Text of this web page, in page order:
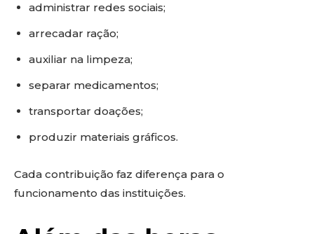
administrar redes sociais;
arrecadar ração;
auxiliar na limpeza;
separar medicamentos;
transportar doações;
produzir materiais gráficos.
Cada contribuição faz diferença para o
funcionamento das instituições.